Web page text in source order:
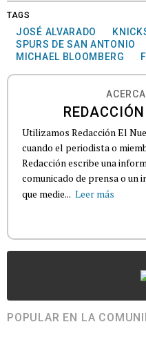
TAGS
JOSÉ ALVARADO
SPURS DE SAN ANTONIO
MICHAEL BLOOMBERG
Utilizamos Redacción El
cuando el periodista o
Redacción escribe una
comunicado de prensa o un
que medie... Leer más
POPULAR EN LA